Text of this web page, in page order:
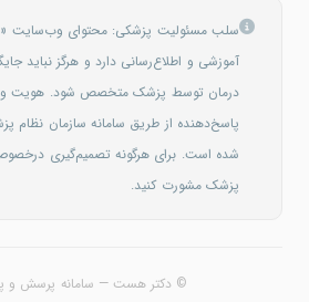
سلب مسئولیت پزشکی: محتوای وب‌سایت
آموزشی و اطلاع‌رسانی دارد و هرگز نباید
درمان توسط پزشک متخصص شود. هویت و
پاسخ‌دهنده از طریق سامانه سازمان نظام
شده است. برای هرگونه تصمیم‌گیری
پزشک مشورت کنید.
© دکتر هست — سامانه پرسش و